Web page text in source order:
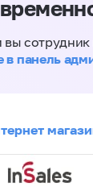
вы
в панель